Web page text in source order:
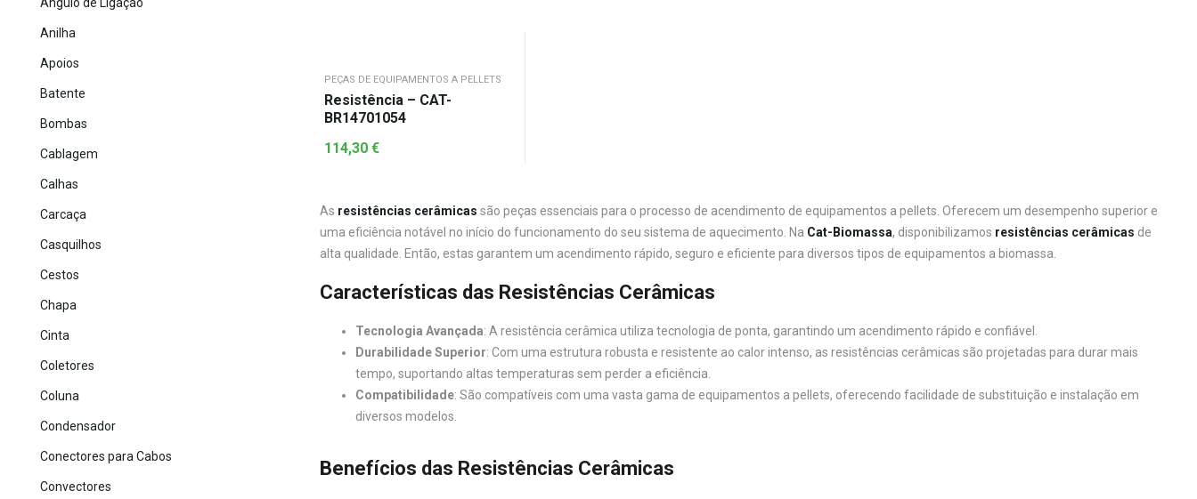
PEÇAS DE EQUIPAMENTOS A PELLETS
Resistência – CAT-
BR14701054
114,30 €
As resistências cerâmicas são peças essenciais para o processo de acendimento de equipamentos a pellets. Oferecem um desempenho superior e
uma eficiência notável no início do funcionamento do seu sistema de aquecimento. Na Cat-Biomassa, disponibilizamos resistências cerâmicas de
alta qualidade. Então, estas garantem um acendimento rápido, seguro e eficiente para diversos tipos de equipamentos a biomassa.
Características das Resistências Cerâmicas
Tecnologia Avançada: A resistência cerâmica utiliza tecnologia de ponta, garantindo um acendimento rápido e confiável.
Durabilidade Superior: Com uma estrutura robusta e resistente ao calor intenso, as resistências cerâmicas são projetadas para durar mais
tempo, suportando altas temperaturas sem perder a eficiência.
Compatibilidade: São compatíveis com uma vasta gama de equipamentos a pellets, oferecendo facilidade de substituição e instalação em
diversos modelos.
Benefícios das Resistências Cerâmicas
Anilha
Apoios
Batente
Bombas
Cablagem
Calhas
Carcaça
Casquilhos
Cestos
Chapa
Cinta
Coletores
Coluna
Condensador
Conectores para Cabos
Convectores